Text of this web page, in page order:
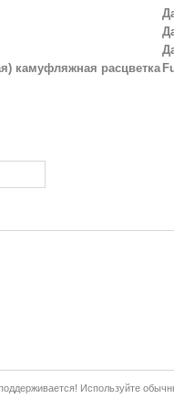
камуфляжная расцветка
Используйте